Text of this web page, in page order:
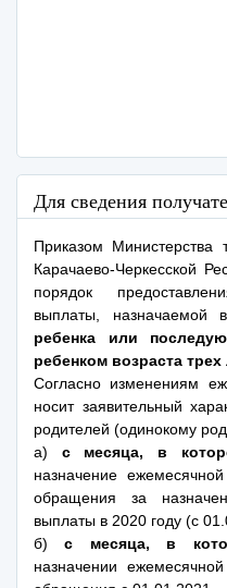
Для сведения
Приказом Министерства
Карачаево-Черкесской
порядок
выплаты, назначаемой
ребенка или
ребенком возраста трех
Согласно изменениям
носит заявительный
родителей (одинокому
а) с месяца, в
назначение
обращения за
выплаты в 2020 году (с
б)с месяца, в
назначении